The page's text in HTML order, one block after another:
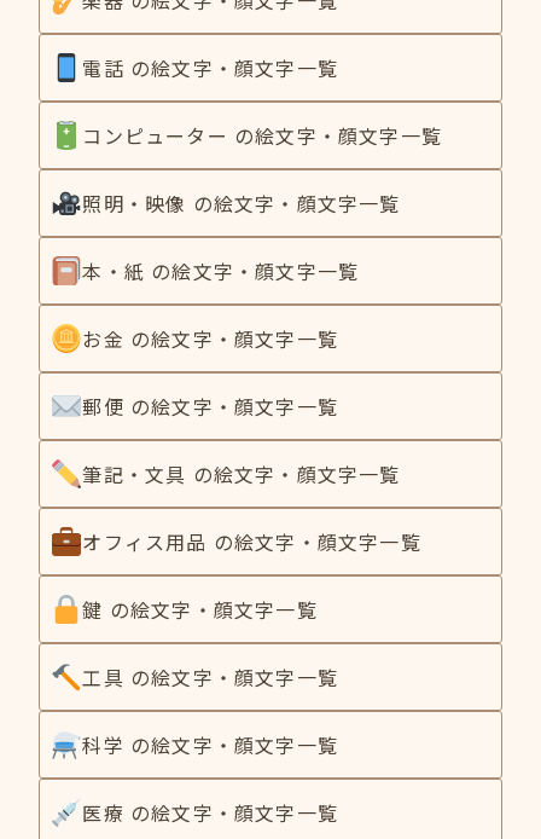
電話 の絵文字・顔文字一覧
コンピューター の絵文字・顔文字一覧
照明・映像 の絵文字・顔文字一覧
本・紙 の絵文字・顔文字一覧
お金 の絵文字・顔文字一覧
郵便 の絵文字・顔文字一覧
筆記・文具 の絵文字・顔文字一覧
オフィス用品 の絵文字・顔文字一覧
鍵 の絵文字・顔文字一覧
工具 の絵文字・顔文字一覧
科学 の絵文字・顔文字一覧
医療 の絵文字・顔文字一覧